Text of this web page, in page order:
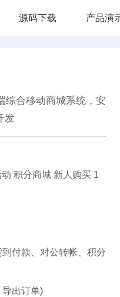
源码下载 产品演
综合移动商城系统，安
发
积分商城 新人购买 1
付款、对公转帐、积分
出订单)